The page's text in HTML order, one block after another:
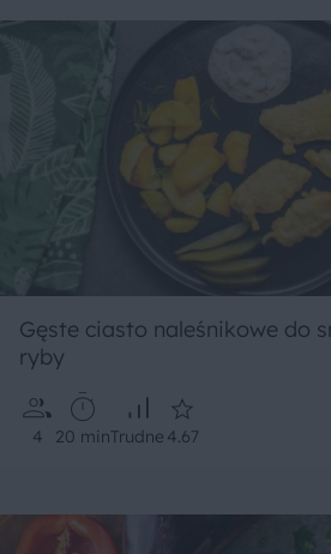
Gęste ciasto naleśnikowe do
ryby
4 20 minTrudne 4.67